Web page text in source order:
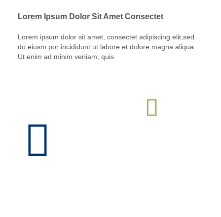
Lorem Ipsum Dolor Sit Amet Consectet
Lorem ipsum dolor sit amet, consectet adipiscing elit,sed
do eiusm por incididunt ut labore et dolore magna aliqua.
Ut enim ad minim veniam, quis